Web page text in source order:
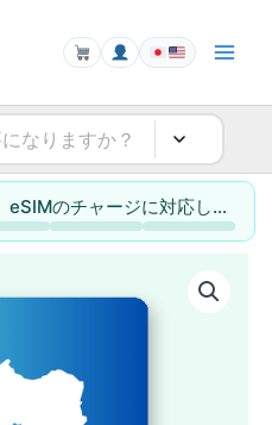
【新機能】eSIMのチャージに対応しました（データ容量の追加・利用日数の延長）